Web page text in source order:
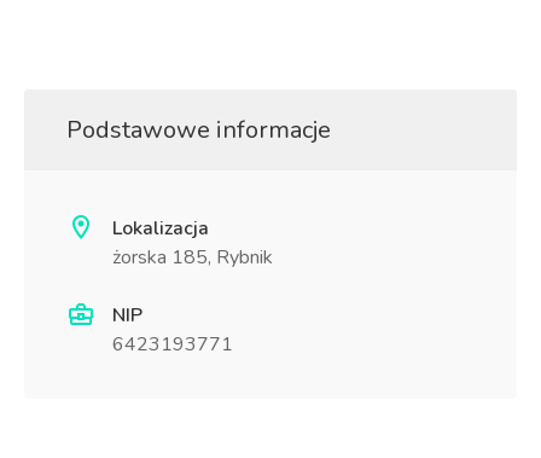
Podstawowe informacje
Lokalizacja
żorska 185, Rybnik
NIP
6423193771